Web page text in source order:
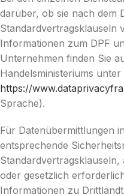
darüber, ob sie nach dem
Standardvertragsklauseln
Informationen zum DPF
Unternehmen finden Sie
Handelsministeriums unter
https://
Sprache).
Für Datenübermittlungen
entsprechende
oder gesetzlich
Informationen zu